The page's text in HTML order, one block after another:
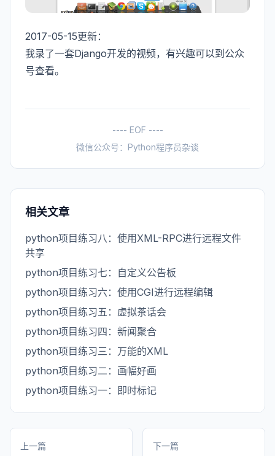
2017-05-15更新：
我录了一套Django开发的视频，有兴趣可以到公众
号查看。
---- EOF ----
微信公众号：Python程序员杂谈
相关文章
python项目练习八：使用XML-RPC进行远程文件
共享
python项目练习七：自定义公告板
python项目练习六：使用CGI进行远程编辑
python项目练习五：虚拟茶话会
python项目练习四：新闻聚合
python项目练习三：万能的XML
python项目练习二：画幅好画
python项目练习一：即时标记
上一篇 下一篇